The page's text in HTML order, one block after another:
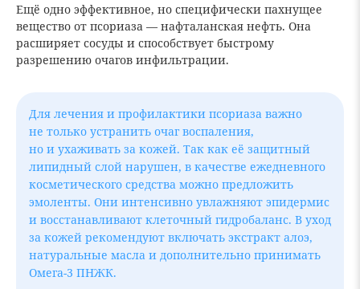
Ещё одно эффективное, но специфически пахнущее
вещество от псориаза — нафталанская нефть. Она
расширяет сосуды и способствует быстрому
разрешению очагов инфильтрации.
Для лечения и профилактики псориаза важно
не только устранить очаг воспаления,
но и ухаживать за кожей. Так как её защитный
липидный слой нарушен, в качестве ежедневного
косметического средства можно предложить
эмоленты. Они интенсивно увлажняют эпидермис
и восстанавливают клеточный гидробаланс. В уход
за кожей рекомендуют включать экстракт алоэ,
натуральные масла и дополнительно принимать
Омега-3 ПНЖК.